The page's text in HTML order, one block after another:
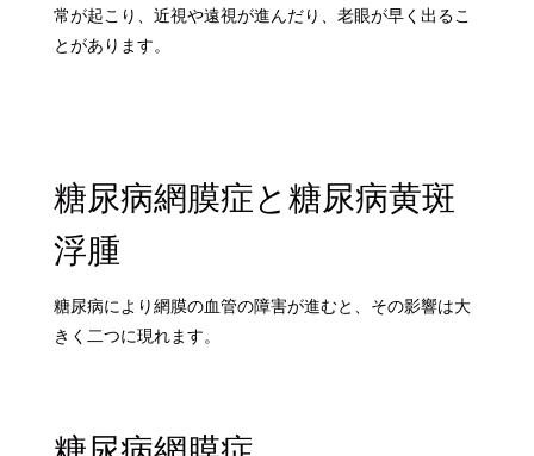
常が起こり、近視や遠視が進んだり、老眼が早く出るこ
とがあります。
糖尿病網膜症と糖尿病黄斑
浮腫
糖尿病により網膜の血管の障害が進むと、その影響は大
きく二つに現れます。